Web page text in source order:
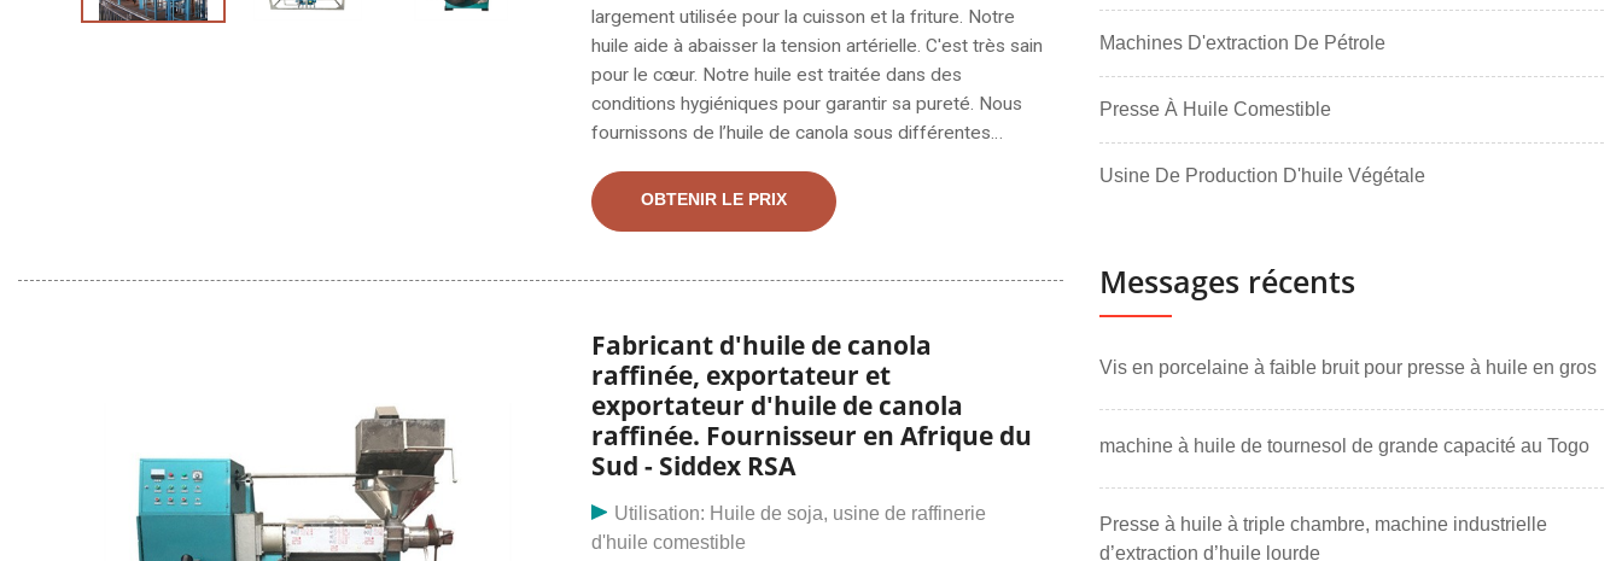
largement utilisée pour la cuisson et la friture. Notre
huile aide à abaisser la tension artérielle. C'est très sain
pour le cœur. Notre huile est traitée dans des
conditions hygiéniques pour garantir sa pureté. Nous
fournissons de l’huile de canola sous différentes
de qualité supérieure de qualité supérieure.
SPÉCIFICATIONS DE L'HUILE DE COLZA DE CANOLA
gras libre : 0,1 – 0,15 % maxValeur de peroxyde : 1,0 –
OBTENIR LE PRIX
Fabricant d'huile de canola
raffinée, exportateur et
exportateur d'huile de canola
raffinée. Fournisseur en Afrique du
Sud - Siddex RSA
Utilisation: Huile de soja, usine de raffinerie
d'huile comestible
Machines D'extraction De Pétrole
Presse À Huile Comestible
Usine De Production D'huile Végétale
Messages récents
Vis en porcelaine à faible bruit pour presse à huile en gros
machine à huile de tournesol de grande capacité au Togo
Presse à huile à triple chambre, machine industrielle
d’extraction d’huile lourde